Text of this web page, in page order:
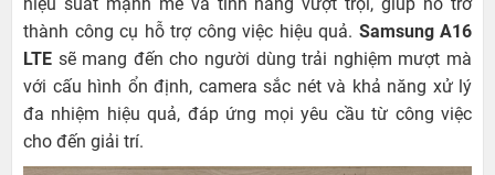
thành công cụ hỗ trợ công việc hiệu quả. Samsung A16
LTE sẽ mang đến cho người dùng trải nghiệm mượt mà
với cấu hình ổn định, camera sắc nét và khả năng xử lý
đa nhiệm hiệu quả, đáp ứng mọi yêu cầu từ công việc
cho đến giải trí.